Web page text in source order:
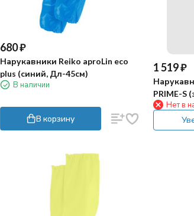
680₽
Нарукавники Reiko aproLin eco
plus (синий, Дл-45см)
В наличии
В корзину
1 519₽
PRIME-S
Нет в